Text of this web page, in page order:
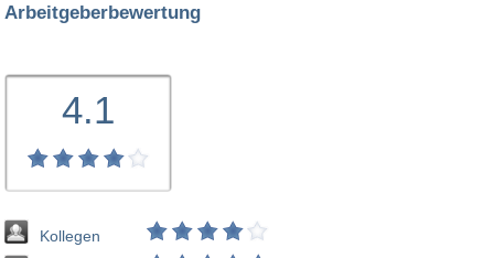
Arbeitgeberbewertung
4.1
Kollegen